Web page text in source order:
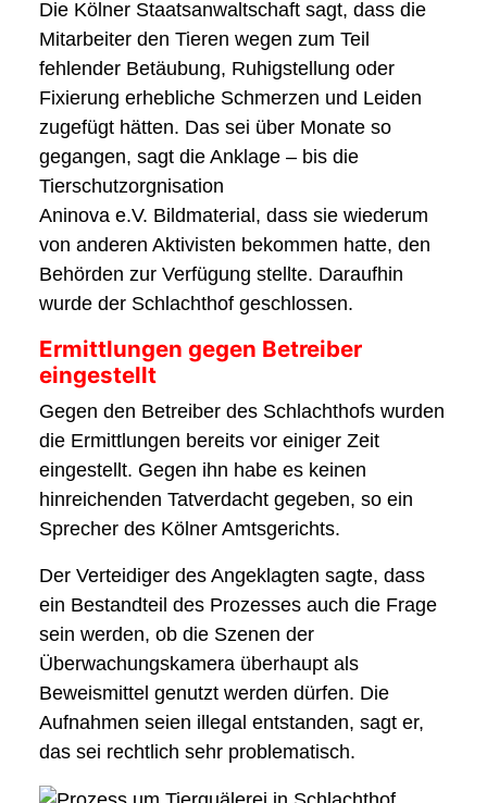
Die Kölner Staatsanwaltschaft sagt, dass die
Mitarbeiter den Tieren wegen zum Teil
fehlender Betäubung, Ruhigstellung oder
Fixierung erhebliche Schmerzen und Leiden
zugefügt hätten. Das sei über Monate so
gegangen, sagt die Anklage – bis die
Tierschutzorgnisation
Aninova e.V. Bildmaterial, dass sie wiederum
von anderen Aktivisten bekommen hatte, den
Behörden zur Verfügung stellte. Daraufhin
wurde der Schlachthof geschlossen.
Ermittlungen gegen Betreiber
eingestellt
Gegen den Betreiber des Schlachthofs wurden
die Ermittlungen bereits vor einiger Zeit
eingestellt. Gegen ihn habe es keinen
hinreichenden Tatverdacht gegeben, so ein
Sprecher des Kölner Amtsgerichts.
Der Verteidiger des Angeklagten sagte, dass
ein Bestandteil des Prozesses auch die Frage
sein werden, ob die Szenen der
Überwachungskamera überhaupt als
Beweismittel genutzt werden dürfen. Die
Aufnahmen seien illegal entstanden, sagt er,
das sei rechtlich sehr problematisch.